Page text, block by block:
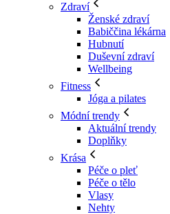
Zdraví
Ženské zdraví
Babiččina lékárna
Hubnutí
Duševní zdraví
Wellbeing
Fitness
Jóga a pilates
Módní trendy
Aktuální trendy
Doplňky
Krása
Péče o pleť
Péče o tělo
Vlasy
Nehty